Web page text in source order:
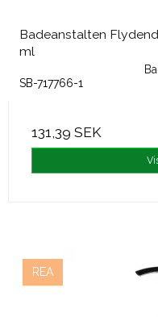
Badeanstalten
ml
SB-717766-1
131,39 SEK
REA